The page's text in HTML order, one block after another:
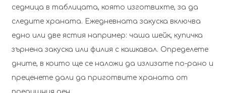
седмица в таблицата, която изготвихте, за да
следите храната. Ежедневната закуска включва
едно или две ястия например: чаша шейк, купичка
зърнена закуска или филия с кашкавал. Определете
дните, в които ще се наложи да излизате по-рано и
преценете дали да приготвите храната от